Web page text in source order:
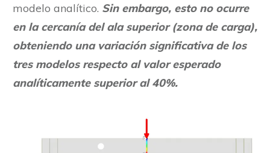
modelo analítico. Sin embargo, esto no ocurre
en la cercanía del ala superior (zona de carga),
obteniendo una variación significativa de los
tres modelos respecto al valor esperado
analíticamente superior al 40%.